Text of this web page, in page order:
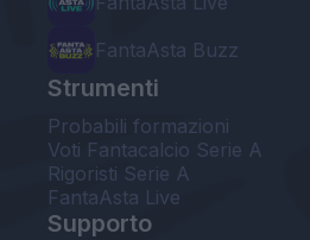
FantaAsta Buzz
Strumenti
Probabili formazioni
Voti Fantacalcio Serie A
Rigoristi Serie A
FantaAsta Live
Supporto